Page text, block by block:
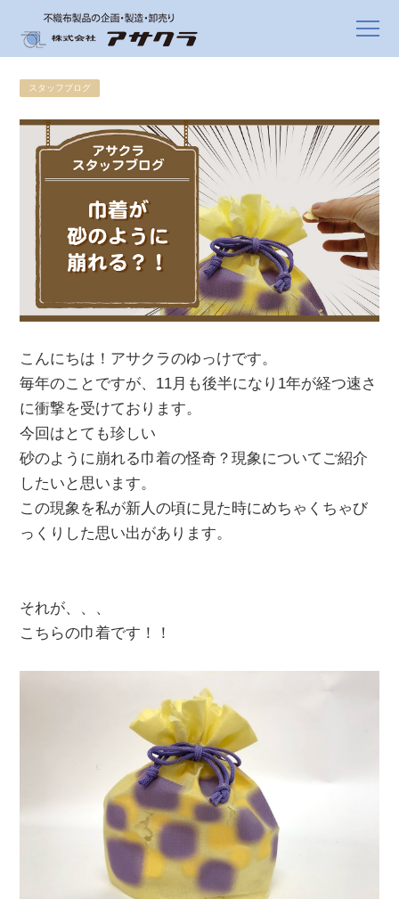
スタッフブログ
こんにちは！アサクラのゆっけです。
毎年のことですが、11月も後半になり1年が経つ速さ
に衝撃を受けております。
今回はとても珍しい
砂のように崩れる巾着の怪奇？現象についてご紹介
したいと思います。
この現象を私が新人の頃に見た時にめちゃくちゃび
っくりした思い出があります。
それが、、、
こちらの巾着です！！